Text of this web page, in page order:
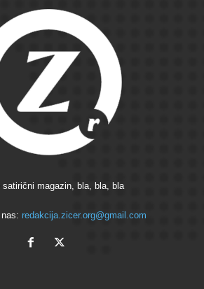
satirični magazin, bla, bla, bla
redakcija.zicer.org@gmail.com